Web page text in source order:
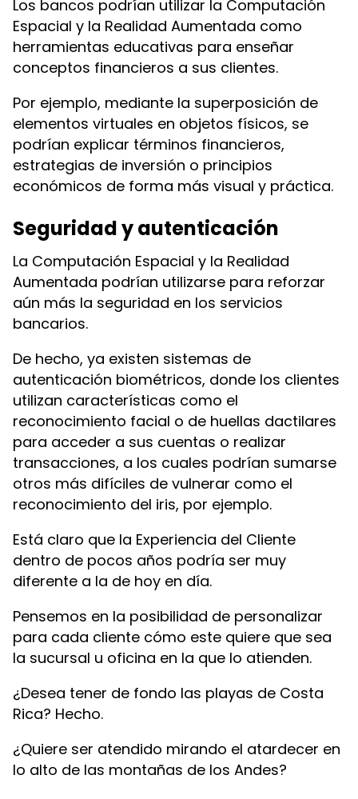
Los bancos podrían utilizar la Computación
Espacial y la Realidad Aumentada como
herramientas educativas para enseñar
conceptos financieros a sus clientes.
Por ejemplo, mediante la superposición de
elementos virtuales en objetos físicos, se
podrían explicar términos financieros,
estrategias de inversión o principios
económicos de forma más visual y práctica.
Seguridad y autenticación
La Computación Espacial y la Realidad
Aumentada podrían utilizarse para reforzar
aún más la seguridad en los servicios
bancarios.
De hecho, ya existen sistemas de
autenticación biométricos, donde los clientes
utilizan características como el
reconocimiento facial o de huellas dactilares
para acceder a sus cuentas o realizar
transacciones, a los cuales podrían sumarse
otros más difíciles de vulnerar como el
reconocimiento del iris, por ejemplo.
Está claro que la Experiencia del Cliente
dentro de pocos años podría ser muy
diferente a la de hoy en día.
Pensemos en la posibilidad de personalizar
para cada cliente cómo este quiere que sea
la sucursal u oficina en la que lo atienden.
¿Desea tener de fondo las playas de Costa
Rica? Hecho.
¿Quiere ser atendido mirando el atardecer en
lo alto de las montañas de los Andes?